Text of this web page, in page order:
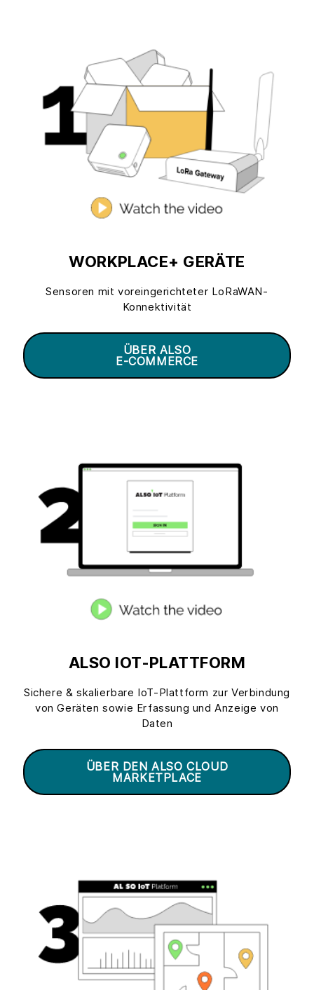
WORKPLACE+ GERÄTE
Sensoren mit voreingerichteter LoRaWAN-
Konnektivität
ÜBER ALSO
E-COMMERCE
ALSO IOT-PLATTFORM
Sichere & skalierbare IoT-Plattform zur Verbindung
von Geräten sowie Erfassung und Anzeige von
Daten
ÜBER DEN ALSO CLOUD
MARKETPLACE